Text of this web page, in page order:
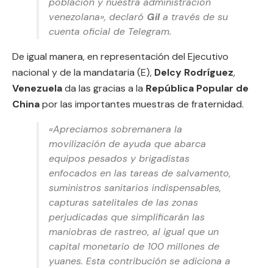
venezolana», declaró Gila través de su
cuenta oficial de Telegram.
De igual manera, en representación del Ejecutivo
nacional y de la mandataria (E), Delcy Rodríguez,
Venezuelada las gracias a la República Popular de
Chinapor las importantes muestras de fraternidad.
«Apreciamos sobremanera la
movilización de ayuda que abarca
equipos pesados y brigadistas
enfocados en las tareas de salvamento,
suministros sanitarios indispensables,
capturas satelitales de las zonas
perjudicadas que simplificarán las
maniobras de rastreo, al igual que un
capital monetario de 100 millones de
yuanes. Esta contribución se adiciona a